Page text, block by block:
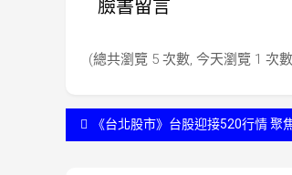
臉書留言
(總共瀏覽 5 次數, 今天瀏覽 1 次
文
《台北股市》台股迎接520行情 聚